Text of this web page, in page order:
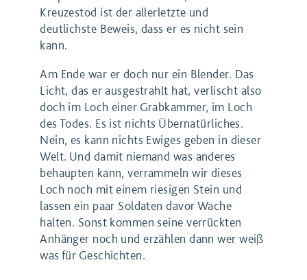
Kreuzestod ist der allerletzte und
deutlichste Beweis, dass er es nicht sein
kann.
Am Ende war er doch nur ein Blender. Das
Licht, das er ausgestrahlt hat, verlischt also
doch im Loch einer Grabkammer, im Loch
des Todes. Es ist nichts Übernatürliches.
Nein, es kann nichts Ewiges geben in dieser
Welt. Und damit niemand was anderes
behaupten kann, verrammeln wir dieses
Loch noch mit einem riesigen Stein und
lassen ein paar Soldaten davor Wache
halten. Sonst kommen seine verrückten
Anhänger noch und erzählen dann wer weiß
was für Geschichten.